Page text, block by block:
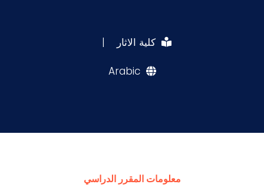
كلية الاثار |
Arabic
معلومات المقرر الدراسي